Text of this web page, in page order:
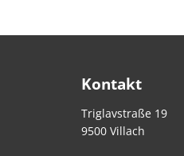
Kontakt
Triglavstraße 19
9500 Villach